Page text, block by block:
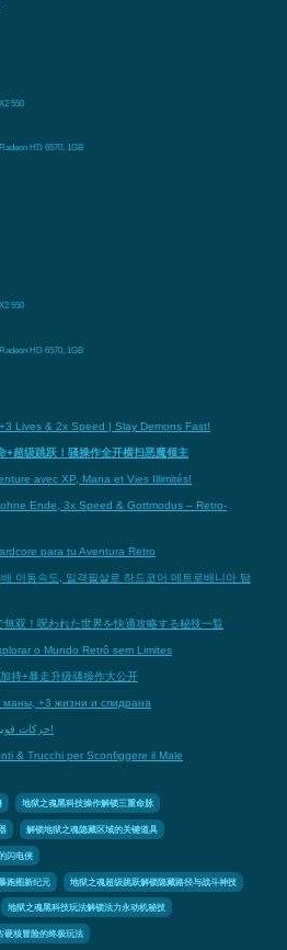
550
HD 6570, 1GB
550
HD 6570, 1GB
Lives & 2x Speed | Slay Demons Fast!
+超级跳跃！骚操作全开横扫恶魔领主
avec XP, Mana et Vies Illimités!
Ende, 3x Speed & Gottmodus – Retro-
para tu Aventura Retro
이동속도, 일격필살로 하드코어 메트로배니아 탐
双！呪われた世界を快適攻略する秘技一覧
o Mundo Retrô sem Limites
持+暴走升级骚操作大公开
+3 жизни и спидрана
Infernax: حركات قوية وحيل ملحمية للعب أفضل!
& Trucchi per Sconfiggere il Male
地狱之魂黑科技操作解锁三重命脉
解锁地狱之魂隐藏区域的关键道具
闪电侠
跑图新纪元 地狱之魂超级跳跃解锁隐藏路径与战斗神技
地狱之魂黑科技玩法解锁法力永动机秘技
硬核冒险的终极玩法